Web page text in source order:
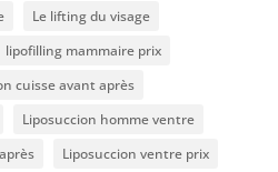
Le lifting du visage
lipofilling mammaire prix
cuisse avant après
Liposuccion homme ventre
Liposuccion ventre prix